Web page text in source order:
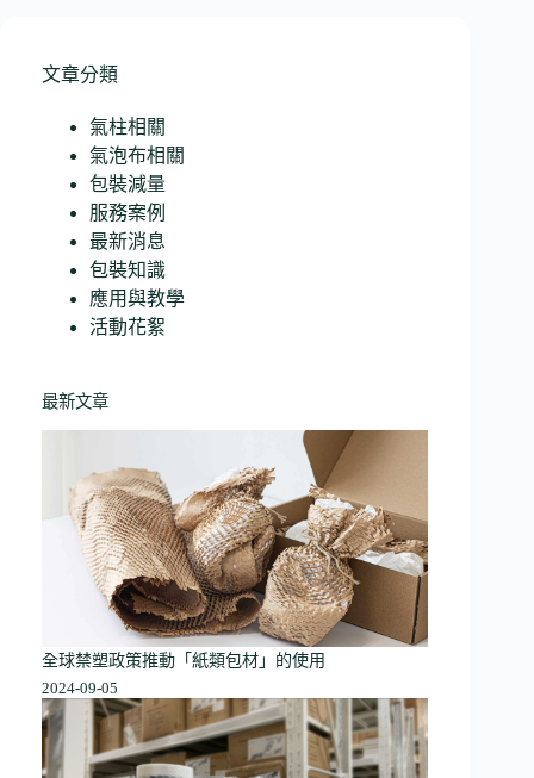
文章分類
氣柱相關
氣泡布相關
包裝減量
服務案例
最新消息
包裝知識
應用與教學
活動花絮
最新文章
全球禁塑政策推動「紙類包材」的使用
2024-09-05